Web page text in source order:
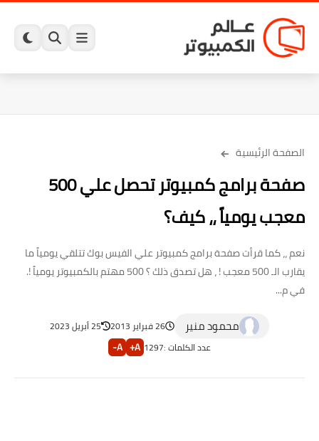
الصفحة الرئيسية
صفحة برامج كمبيوتر تحصل علي 500
معجب يومياً ،، كيف؟
نعم ،، كما قرأت صفحة برامج كمبيوتر علي الفيس بوك تتلقي يومياً ما
يقارب الـ 500 معجب ! ، هل تصدق ذلك ؟ 500 مهتم بالكمبيوتر يومياً !.
في م...
محمود منير 26 فبراير 2013
25 أبريل 2023
عدد الكلمات :1297
A+
A-